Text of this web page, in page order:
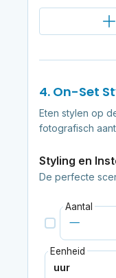
4. On-Set
Eten stylen op
fotografisch
Styling en
De perfecte
Aantal
Eenheid